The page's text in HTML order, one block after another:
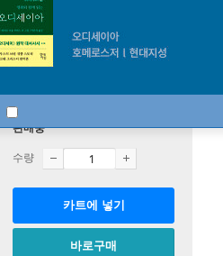
판매중
수량
카트에 넣기
바로구매